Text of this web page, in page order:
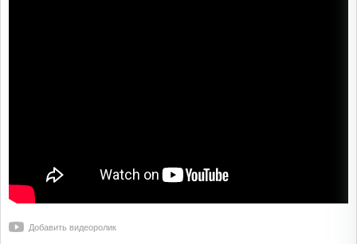
Добавить видеоролик